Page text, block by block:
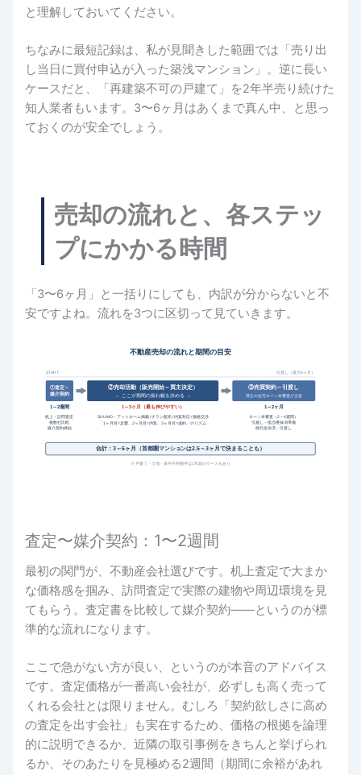
と理解しておいてください。
ちなみに最短記録は、私が見聞きした範囲では「売り出
し当日に買付申込が入った築浅マンション」。逆に長い
ケースだと、「再建築不可の戸建て」を2年半売り続けた
知人業者もいます。3〜6ヶ月はあくまで真ん中、と思っ
ておくのが安全でしょう。
売却の流れと、各ステッ
プにかかる時間
「3〜6ヶ月」と一括りにしても、内訳が分からないと不
安ですよね。流れを3つに区切って見ていきます。
不動産売却の流れと期間の目安
START 引渡し（最大6ヶ月）
①査定～
媒介契約
1～2週間
机上・訪問査定
複数社比較
媒介契約締結
②売却活動（販売開始～買主決定）
← ここが期間の振れ幅を決める →
1～3ヶ月（最も伸びやすい）
SUUMO・アットホーム掲載 / チラシ配布 / 内覧対応 / 価格交渉
「1ヶ月目=反響、2ヶ月目=内覧、3ヶ月目=成約」のリズム
③売買契約～引渡し
買主の住宅ローン本審査が主役
1～2ヶ月
ローン本審査（2～4週間）
引越し・抵当権抹消準備
残代金決済・引渡し
合計：3～6ヶ月（首都圏マンションは2.5～3ヶ月で決まることも）
※ 戸建て・土地・条件不利物件は1年超のケースもあり
査定〜媒介契約：1〜2週間
最初の関門が、不動産会社選びです。机上査定で大まか
な価格感を掴み、訪問査定で実際の建物や周辺環境を見
てもらう。査定書を比較して媒介契約――というのが標
準的な流れになります。
ここで急がない方が良い、というのが本音のアドバイス
です。査定価格が一番高い会社が、必ずしも高く売って
くれる会社とは限りません。むしろ「契約欲しさに高め
の査定を出す会社」も実在するため、価格の根拠を論理
的に説明できるか、近隣の取引事例をきちんと挙げられ
るか、そのあたりを見極める2週間（期間に余裕があれ